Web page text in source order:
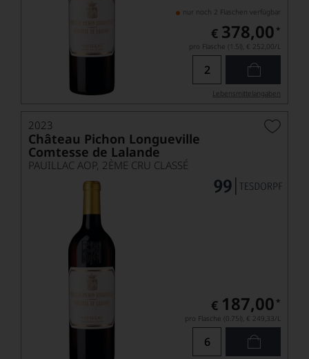
nur noch 2 Flaschen verfügbar
€ 378,00 *
pro Flasche (1.5l), € 252,00/L
Lebensmittel­angaben
2023
Château Pichon Longueville
Comtesse de Lalande
PAUILLAC AOP, 2ÈME CRU CLASSÉ
€ 187,00 *
pro Flasche (0.75l), € 249,33/L